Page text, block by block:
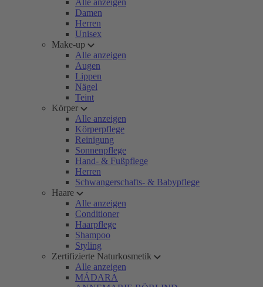
Alle anzeigen
Damen
Herren
Unisex
Make-up
Alle anzeigen
Augen
Lippen
Nägel
Teint
Körper
Alle anzeigen
Körperpflege
Reinigung
Sonnenpflege
Hand- & Fußpflege
Herren
Schwangerschafts- & Babypflege
Haare
Alle anzeigen
Conditioner
Haarpflege
Shampoo
Styling
Zertifizierte Naturkosmetik
Alle anzeigen
MÁDARA